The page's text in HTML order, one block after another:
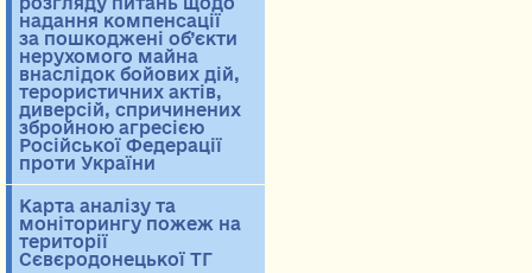
надання компенсації
за пошкоджені об’єкти
нерухомого майна
внаслідок бойових дій,
терористичних актів,
диверсій, спричинених
збройною агресією
Російської Федерації
проти України
Карта аналізу та
моніторингу пожеж на
території
Сєвєродонецької ТГ